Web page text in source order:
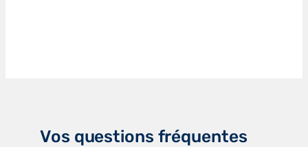
Vos questions fréquentes